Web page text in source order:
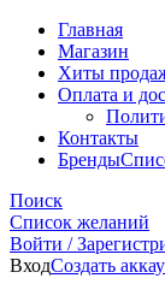
Главная
Магазин
Хиты
Оплата и
Контакты
Бренды
Поиск
Список желаний
Войти /
ВходСоздать